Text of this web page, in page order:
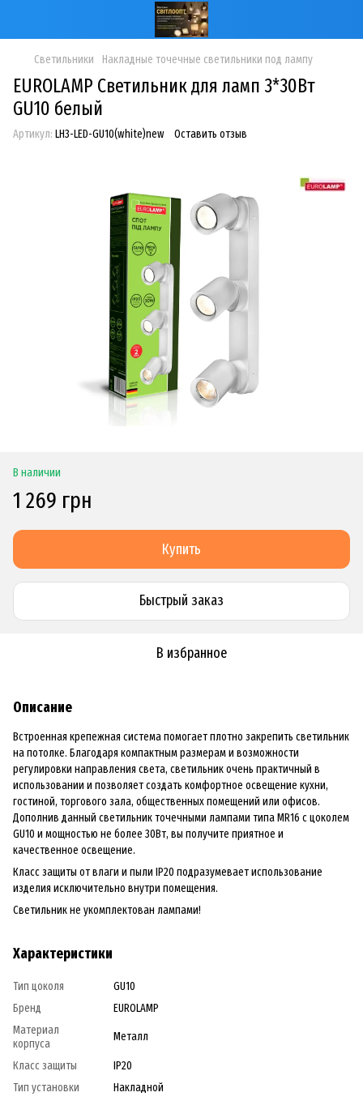
Светильники Накладные точечные светильники под лампу
EUROLAMP Светильник для ламп 3*30Вт
GU10 белый
Артикул: LH3-LED-GU10(white)new Оставить отзыв
В наличии
1 269 грн
Купить
Быстрый заказ
В избранное
Описание
Встроенная крепежная система помогает плотно закрепить светильник
на потолке. Благодаря компактным размерам и возможности
регулировки направления света, светильник очень практичный в
использовании и позволяет создать комфортное освещение кухни,
гостиной, торгового зала, общественных помещений или офисов.
Дополнив данный светильник точечными лампами типа MR16 с цоколем
GU10 и мощностью не более 30Вт, вы получите приятное и
качественное освещение.
Класс защиты от влаги и пыли IP20 подразумевает использование
изделия исключительно внутри помещения.
Светильник не укомплектован лампами!
Характеристики
Тип цоколя
GU10
Бренд
EUROLAMP
Материал
корпуса
Металл
Класс защиты
IP20
Тип установки
Накладной